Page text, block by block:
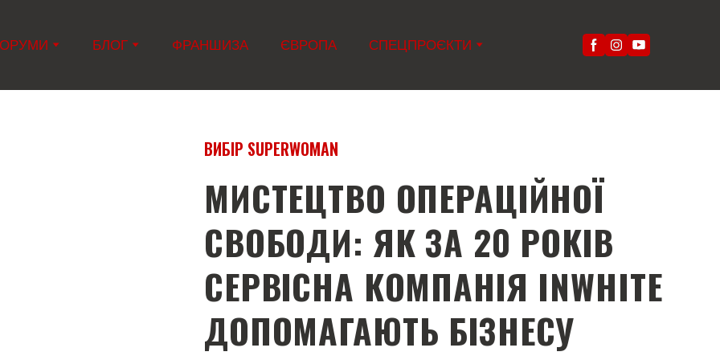
БЛОГ ФРАНШИЗА ЄВРОПА СПЕЦПРОЄКТИ
ВИБІР SUPERWOMAN
МИСТЕЦТВО ОПЕРАЦІЙНОЇ
СВОБОДИ: ЯК ЗА 20 РОКІВ
СЕРВІСНА КОМПАНІЯ INWHITE
ДОПОМАГАЮТЬ БІЗНЕСУ